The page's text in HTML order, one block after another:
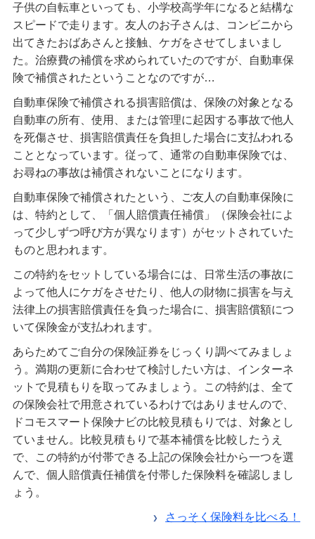
子供の自転車といっても、小学校高学年になると結構な
スピードで走ります。友人のお子さんは、コンビニから
出てきたおばあさんと接触、ケガをさせてしまいまし
た。治療費の補償を求められていたのですが、自動車保
険で補償されたということなのですが…
自動車保険で補償される損害賠償は、保険の対象となる
自動車の所有、使用、または管理に起因する事故で他人
を死傷させ、損害賠償責任を負担した場合に支払われる
こととなっています。従って、通常の自動車保険では、
お尋ねの事故は補償されないことになります。
自動車保険で補償されたという、ご友人の自動車保険に
は、特約として、「個人賠償責任補償」（保険会社によ
って少しずつ呼び方が異なります）がセットされていた
ものと思われます。
この特約をセットしている場合には、日常生活の事故に
よって他人にケガをさせたり、他人の財物に損害を与え
法律上の損害賠償責任を負った場合に、損害賠償額につ
いて保険金が支払われます。
あらためてご自分の保険証券をじっくり調べてみましょ
う。満期の更新に合わせて検討したい方は、インターネ
ットで見積もりを取ってみましょう。この特約は、全て
の保険会社で用意されているわけではありませんので、
ドコモスマート保険ナビの比較見積もりでは、対象とし
ていません。比較見積もりで基本補償を比較したうえ
で、この特約が付帯できる上記の保険会社から一つを選
んで、個人賠償責任補償を付帯した保険料を確認しまし
ょう。
さっそく保険料を比べる！